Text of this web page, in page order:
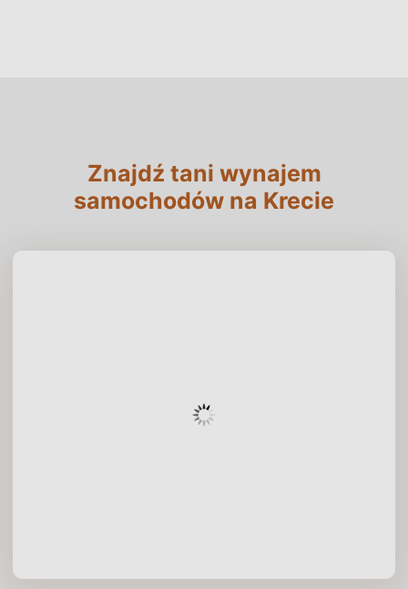
Znajdź tani wynajem
samochodów na Krecie